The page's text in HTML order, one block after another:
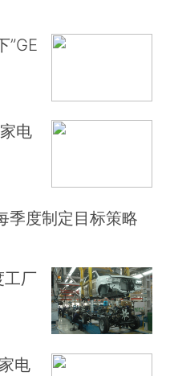
”GE
电
季度制定目标策略
工厂
电